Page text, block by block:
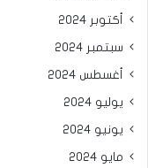
أكتوبر 2024
سبتمبر 2024
أغسطس 2024
يوليو 2024
يونيو 2024
مايو 2024